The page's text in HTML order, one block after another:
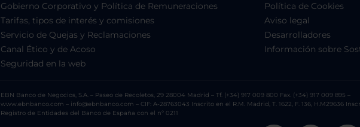
Gobierno Corporativo y Política de Remuneraciones
Tarifas, tipos de interés y comisiones
Servicio de Quejas y Reclamaciones
Canal Ético y de Acoso
Seguridad en la web
Política de Cookies
Aviso legal
Desarrolladores
Información sobre
EBN Banco de Negocios, S.A. – Paseo de Recoletos, 29 28004 Madrid – Tf. (+34) 917 009 800 Fax. (+34) 917 009 895 –
www.ebnbanco.com – info@ebnbanco.com – CIF: A-28763043 Inscrito en el R.M. Madrid, T. 1622, F. 136, H.M29636
Registro de Entidades del Banco de España con el nº 0211